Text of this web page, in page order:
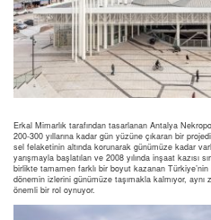
Erkal Mimarlık tarafından tasarlanan Antalya
200-300 yıllarına kadar gün yüzüne çıkaran bir
sel felaketinin altında korunarak günümüze kadar
yarışmayla başlatılan ve 2008 yılında inşaat kazısı
birlikte tamamen farklı bir boyut kazanan
dönemin izlerini günümüze taşımakla kalmıyor, aynı
önemli bir rol oynuyor.